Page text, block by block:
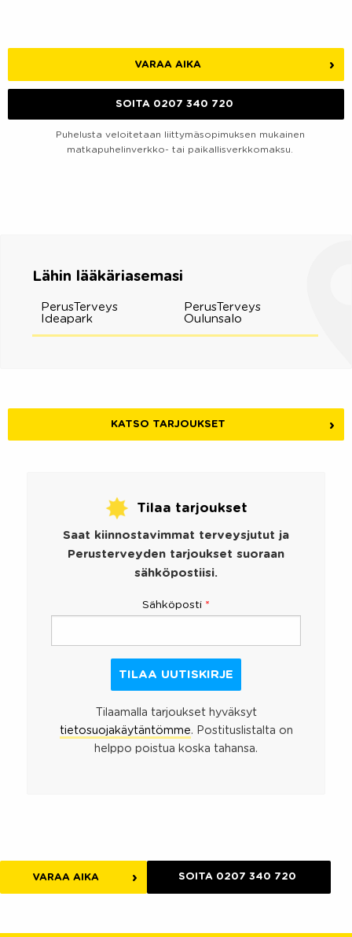
VARAA AIKA
SOITA 0207 340 720
Puhelusta veloitetaan liittymäsopimuksen mukainen
matkapuhelinverkko- tai paikallisverkkomaksu.
Lähin lääkäriasemasi
PerusTerveys
Ideapark
PerusTerveys
Oulunsalo
KATSO TARJOUKSET
Tilaa tarjoukset
Saat kiinnostavimmat terveysjutut ja
Perusterveyden tarjoukset suoraan
sähköpostiisi.
Sähköposti *
Tilaamalla tarjoukset hyväksyt
tietosuojakäytäntömme. Postituslistalta on
helppo poistua koska tahansa.
VARAA AIKA SOITA 0207 340 720